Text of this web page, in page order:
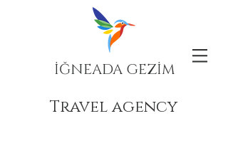
İĞNEADA GEZİM
Travel agency